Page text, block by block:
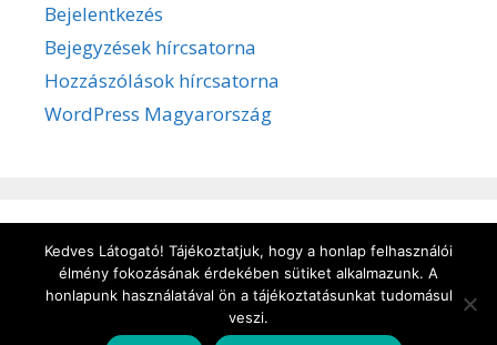
Bejelentkezés
Bejegyzések hírcsatorna
Hozzászólások hírcsatorna
WordPress Magyarország
Adatvédelem /Süti kezelése/Impresszum
Kedves Látogató! Tájékoztatjuk, hogy a honlap felhasználói
élmény fokozásának érdekében sütiket alkalmazunk. A
honlapunk használatával ön a tájékoztatásunkat tudomásul
veszi.